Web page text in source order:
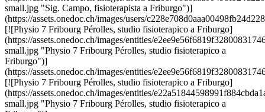
small.jpg "Sig. Campo, fisioterapista a Friburgo")]
(https://assets.onedoc.ch/images/users/
[![Physio 7 Fribourg Pérolles, studio fisioterapico a Friburgo]
(https://assets.onedoc.ch/images/entities/
small.jpg "Physio 7 Fribourg Pérolles, studio fisioterapico a
Friburgo")]
(https://assets.onedoc.ch/images/entities/
[![Physio 7 Fribourg Pérolles, studio fisioterapico a Friburgo]
(https://assets.onedoc.ch/images/entities/
small.jpg "Physio 7 Fribourg Pérolles, studio fisioterapico a